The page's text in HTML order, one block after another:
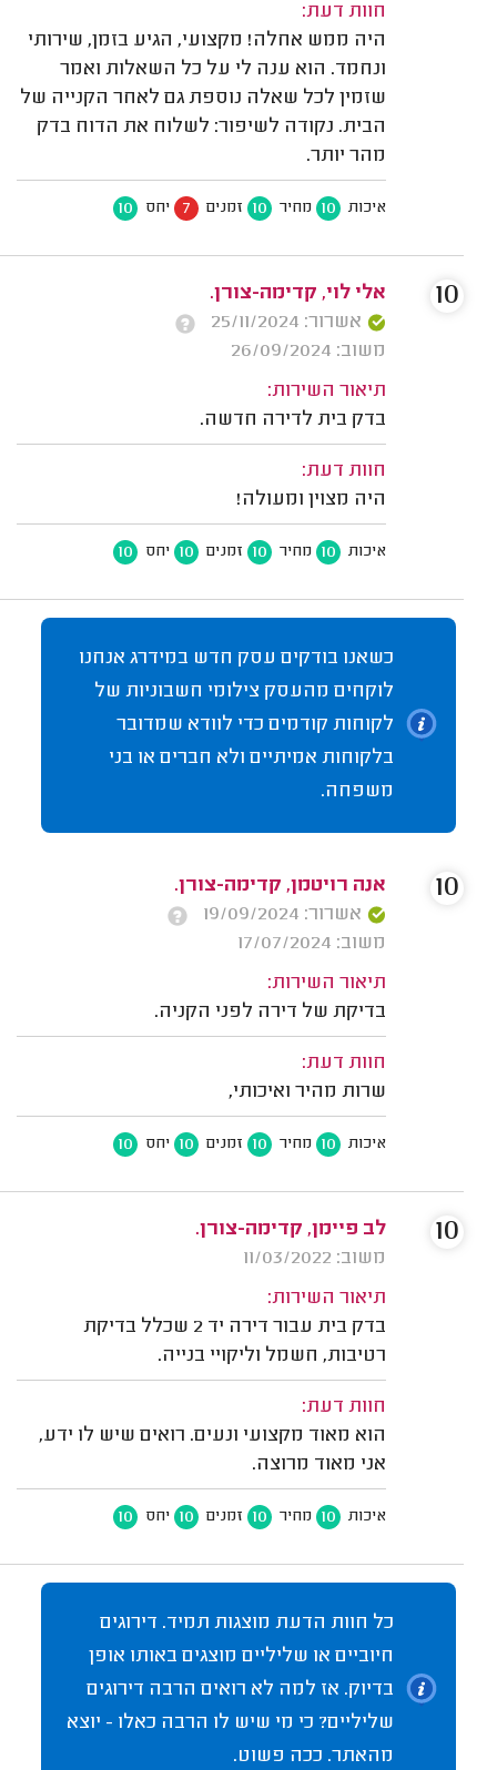
חוות דעת:
היה ממש אחלה! מקצועי, הגיע בזמן, שירותי
ונחמד. הוא ענה לי על כל השאלות ואמר
שזמין לכל שאלה נוספת גם לאחר הקנייה של
הבית. נקודה לשיפור: לשלוח את הדוח בדק
מהר יותר.
איכות 10 מחיר 10 זמנים 7 יחס 10
אלי לוי, קדימה-צורן.
אשרור: 25/11/2024
משוב: 26/09/2024
תיאור השירות:
בדק בית לדירה חדשה.
חוות דעת:
היה מצוין ומעולה!
איכות 10 מחיר 10 זמנים 10 יחס 10
10
כשאנו בודקים עסק חדש במידרג אנחנו
לוקחים מהעסק צילומי חשבוניות של
לקוחות קודמים כדי לוודא שמדובר
בלקוחות אמיתיים ולא חברים או בני
משפחה.
אנה רויטמן, קדימה-צורן.
אשרור: 19/09/2024
משוב: 17/07/2024
תיאור השירות:
בדיקת של דירה לפני הקניה.
חוות דעת:
שרות מהיר ואיכותי,
איכות 10 מחיר 10 זמנים 10 יחס 10
10
לב פיימן, קדימה-צורן.
משוב: 11/03/2022
תיאור השירות:
בדק בית עבור דירה יד 2 שכלל בדיקת
רטיבות, חשמל וליקויי בנייה.
חוות דעת:
הוא מאוד מקצועי ונעים. רואים שיש לו ידע,
אני מאוד מרוצה.
איכות 10 מחיר 10 זמנים 10 יחס 10
10
כל חוות הדעת מוצגות תמיד. דירוגים
חיוביים או שליליים מוצגים באותו אופן
בדיוק. אז למה לא רואים הרבה דירוגים
שליליים? כי מי שיש לו הרבה כאלו - יוצא
מהאתר. ככה פשוט.